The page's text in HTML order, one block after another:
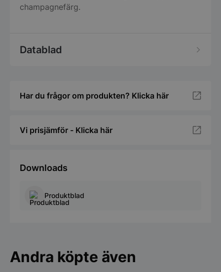
champagnefärg.
Datablad
Har du frågor om produkten? Klicka här
Vi prisjämför - Klicka här
Downloads
Produktblad
Andra köpte även